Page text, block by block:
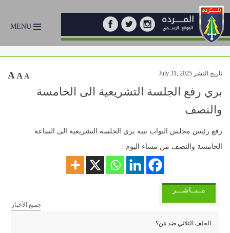
MENU
تاريخ النشر July 31, 2025 A A A
بري رفع الجلسة التشريعية الى الخامسة
والنصف
رفع رئيس مجلس النواب نبيه بري الجلسة التشريعية الى الساعة
الخامسة والنصف من مساء اليوم .
مــبــاشـــر
جميع الأخبار
الحلف الثلاثي ضد مَن؟